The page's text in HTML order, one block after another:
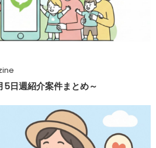
5日週紹介案件まとめ～